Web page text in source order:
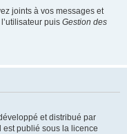
joints à vos messages et
puis Gestion des
et distribué par
est publié sous la licence